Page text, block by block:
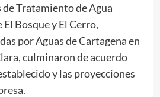
de Tratamiento de Agua
El Bosque y El Cerro,
por Aguas de Cartagena en
culminaron de acuerdo
y las proyecciones